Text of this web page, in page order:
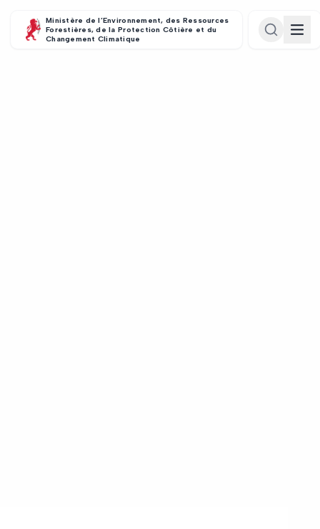
Ministère de l’Environnement, des Ressources
Forestières, de la Protection Côtière et du
Changement Climatique